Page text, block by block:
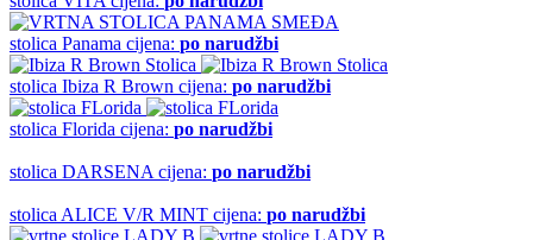
stolica Panama cijena: po narudžbi
stolica Ibiza R Brown cijena: po narudžbi
stolica Florida cijena: po narudžbi
stolica DARSENA cijena: po narudžbi
stolica ALICE V/R MINT cijena: po narudžbi